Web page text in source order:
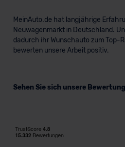
MeinAuto.de hat langjährige
Neuwagenmarkt in Deutschland.
dadurch ihr Wunschauto zum Top-
bewerten unsere Arbeit positiv.
Sehen Sie sich unsere